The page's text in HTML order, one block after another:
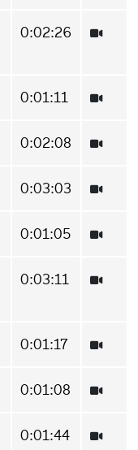
0:02:26
0:01:11
0:02:08
0:03:03
0:01:05
0:03:11
0:01:17
0:01:08
0:01:44